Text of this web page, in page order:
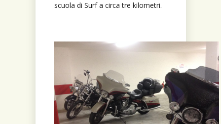
scuola di Surf a circa tre kilometri.